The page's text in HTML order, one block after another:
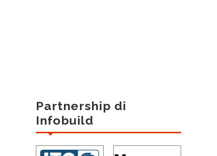
Partnership di
Infobuild